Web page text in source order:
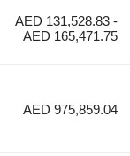
AED 131,528.83 -
AED 165,471.75
AED 975,859.04